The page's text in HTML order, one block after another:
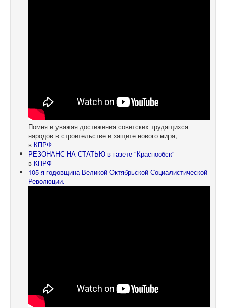
Помня и уважая достижения советских трудящихся
народов в строительстве и защите нового мира,
в КПРФ
РЕЗОНАНС НА СТАТЬЮ в газете "Краснообск"
в КПРФ
105-я годовщина Великой Октябрьской Социалистической
Революции.